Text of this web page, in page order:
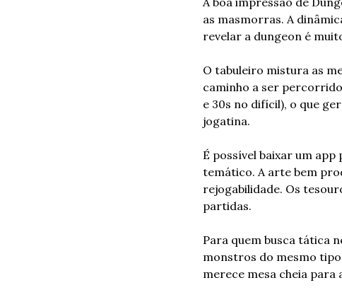
as masmorras. A
revelar a dungeon é
O tabuleiro mistura as
caminho a ser
e 30s no difícil), o que
jogatina.
É possível baixar um
temático. A arte bem
rejogabilidade. Os
partidas.
Para quem busca tática
monstros do mesmo tipo
merece mesa cheia